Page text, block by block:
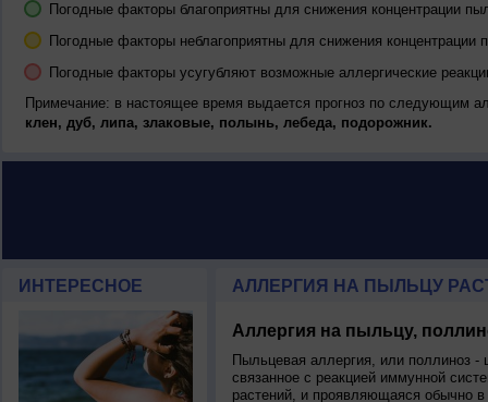
Погодные факторы благоприятны для снижения концентрации
Погодные факторы неблагоприятны для снижения концентрации
Погодные факторы усугубляют возможные аллергические
Примечание: в настоящее время выдается прогноз по следующим
клен, дуб, липа, злаковые, полынь, лебеда, подорожник.
ИНТЕРЕСНОЕ АЛЛЕРГИЯ НА ПЫЛЬЦУ
Аллергия на пыльцу,
Пыльцевая аллергия, или поллиноз -
связанное с реакцией иммунной
растений, и проявляющаяся обычно